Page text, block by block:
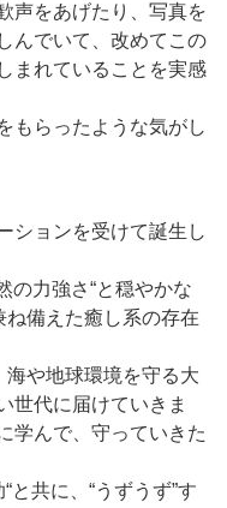
声をあげたり、写真を
んでいて、改めてこの
まれていることを実感
もらったような気がし
ションを受けて誕生し
の力強さ“と穏やかな
ね備えた癒し系の存在
海や地球環境を守る大
世代に届けていきま
学んで、守っていきた
と共に、“うずうず”す